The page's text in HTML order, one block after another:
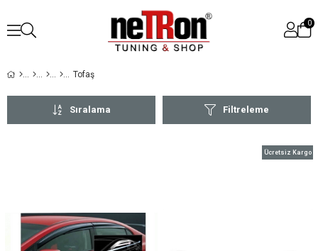
0
Tofaş
Filtreleme
Sıralama
Ücretsiz Kargo